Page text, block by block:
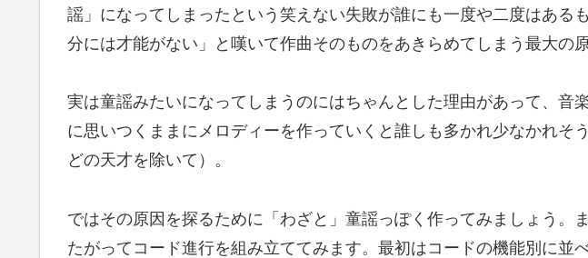
謡」になってしまったという笑えない失敗が誰にも一度や二度はある
分には才能がない」と嘆いて作曲そのものをあきらめてしまう最大の
実は童謡みたいになってしまうのにはちゃんとした理由があって、音
に思いつくままにメロディーを作っていくと誰しも多かれ少なかれそ
どの天才を除いて）。
ではその原因を探るために「わざと」童謡っぽく作ってみましょう。
たがってコード進行を組み立ててみます。最初はコードの機能別に並